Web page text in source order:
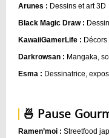
Arunes : Dessins et art 3D
Black Magic Draw :
KawaiiGamerLife :
Darkrowsan : Mangaka,
Esma : Dessinatrice,
🍜 Pause
Ramen’moi : Streetfood